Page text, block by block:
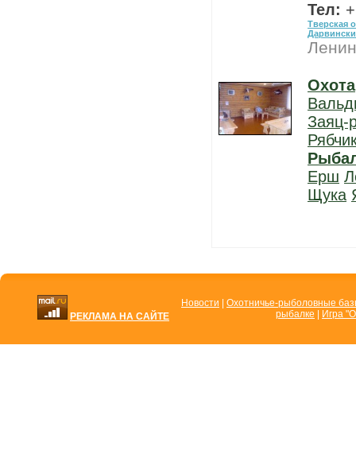
Тел:
Тверская
Охота
Заяц-
Ерш
Щука
РЕКЛАМА НА САЙТЕ
Новости
Охотничье-рыболовные
рыбалке
Игра